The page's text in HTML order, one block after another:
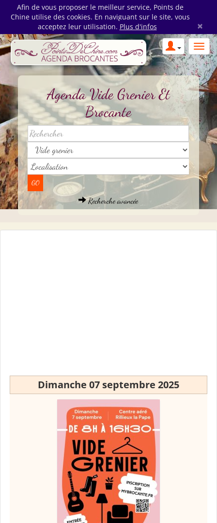
Afin de vous proposer le meilleur service, Points de
Chine utilise des cookies. En naviguant sur le site, vous
acceptez leur utilisation. Plus d'infos ×
Agenda Vide Grenier Et
Brocante
Recherche avancée
Dimanche 07 septembre 2025